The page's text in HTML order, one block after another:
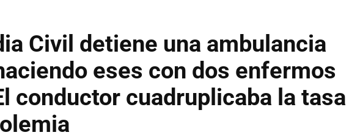
Civil detiene una ambulancia
eses con dos enfermos
conductor cuadruplicaba la tasa